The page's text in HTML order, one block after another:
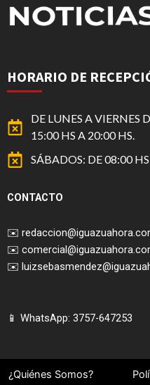
HORARIO DE
DE LUNES A VIERNES
15:00 HS A 20:00 HS.
SÁBADOS: DE 08:00
CONTACTO
✉️
✉️
✉️
📱 WhatsApp: 3757-647253
¿Quiénes Somos?